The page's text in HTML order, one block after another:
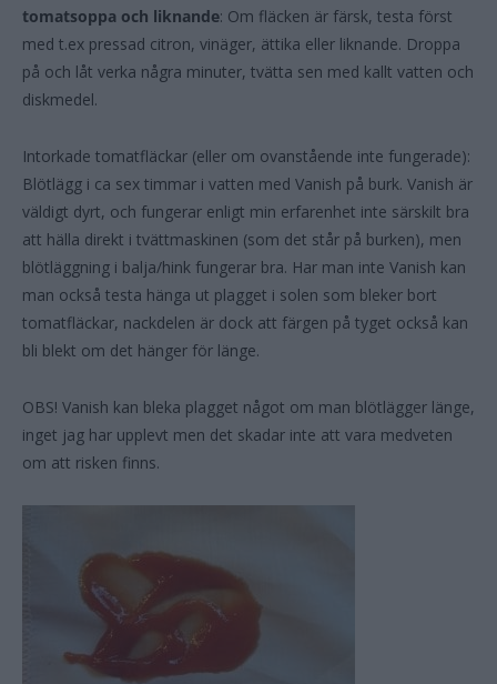
tomatsoppa och liknande: Om fläcken är färsk, testa först
med t.ex pressad citron, vinäger, ättika eller liknande. Droppa
på och låt verka några minuter, tvätta sen med kallt vatten och
diskmedel.
Intorkade tomatfläckar (eller om ovanstående inte fungerade):
Blötlägg i ca sex timmar i vatten med Vanish på burk. Vanish är
väldigt dyrt, och fungerar enligt min erfarenhet inte särskilt bra
att hälla direkt i tvättmaskinen (som det står på burken), men
blötläggning i balja/hink fungerar bra. Har man inte Vanish kan
man också testa hänga ut plagget i solen som bleker bort
tomatfläckar, nackdelen är dock att färgen på tyget också kan
bli blekt om det hänger för länge.
OBS! Vanish kan bleka plagget något om man blötlägger länge,
inget jag har upplevt men det skadar inte att vara medveten
om att risken finns.